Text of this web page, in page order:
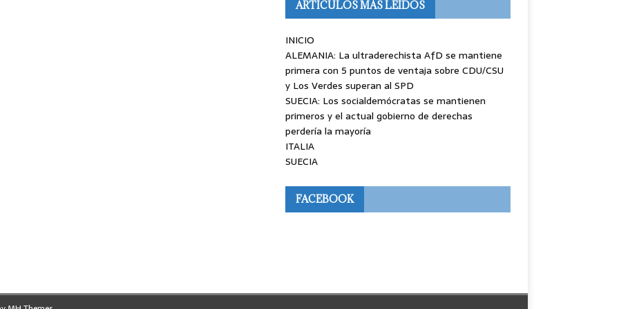
ARTÍCULOS MÁS LEÍDOS
INICIO
ALEMANIA: La ultraderechista AfD se mantiene
primera con 5 puntos de ventaja sobre CDU/CSU
y Los Verdes superan al SPD
SUECIA: Los socialdemócratas se mantienen
primeros y el actual gobierno de derechas
perdería la mayoría
ITALIA
SUECIA
FACEBOOK